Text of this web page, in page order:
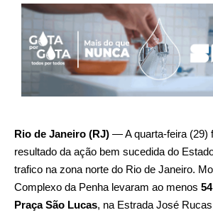
Rio de Janeiro (RJ) — A quarta-feira (29)
resultado da ação bem sucedida do
trafico na zona norte do Rio de Janeiro.
Complexo da Penha levaram ao menos
Praça São Lucas, na Estrada José